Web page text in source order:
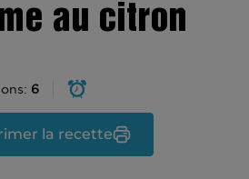
au citron
6
la recette